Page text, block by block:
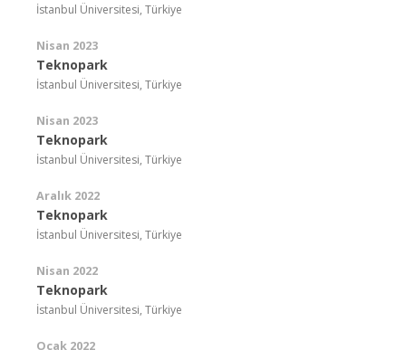
İstanbul Üniversitesi, Türkiye
Nisan 2023
Teknopark
İstanbul Üniversitesi, Türkiye
Nisan 2023
Teknopark
İstanbul Üniversitesi, Türkiye
Aralık 2022
Teknopark
İstanbul Üniversitesi, Türkiye
Nisan 2022
Teknopark
İstanbul Üniversitesi, Türkiye
Ocak 2022